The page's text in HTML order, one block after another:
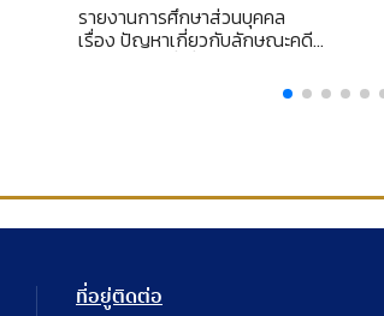
รายงานการศึกษาส่วนบุคคล
เรื่อง ปัญหาเกี่ยวกับลักษณะคดี
ที่อยู่ติดต่อ